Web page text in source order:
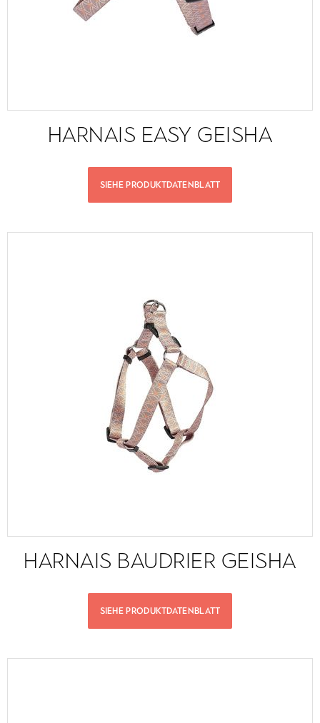
HARNAIS EASY GEISHA
SIEHE PRODUKTDATENBLATT
HARNAIS BAUDRIER GEISHA
SIEHE PRODUKTDATENBLATT